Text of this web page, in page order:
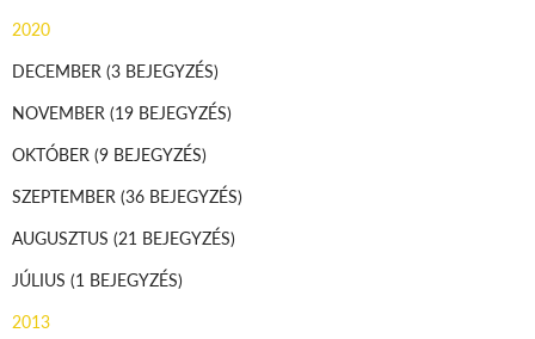
2020
DECEMBER (3 BEJEGYZÉS)
NOVEMBER (19 BEJEGYZÉS)
OKTÓBER (9 BEJEGYZÉS)
SZEPTEMBER (36 BEJEGYZÉS)
AUGUSZTUS (21 BEJEGYZÉS)
JÚLIUS (1 BEJEGYZÉS)
2013